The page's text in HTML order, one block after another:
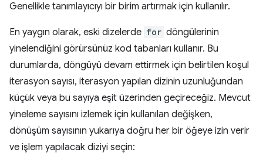
Genellikle tanımlayıcıyı bir birim artırmak için kullanılır.
En yaygın olarak, eski dizelerde for döngülerinin
yinelendiğini görürsünüz kod tabanları kullanır. Bu
durumlarda, döngüyü devam ettirmek için belirtilen koşul
iterasyon sayısı, iterasyon yapılan dizinin uzunluğundan
küçük veya bu sayıya eşit üzerinden geçireceğiz. Mevcut
yineleme sayısını izlemek için kullanılan değişken,
dönüşüm sayısının yukarıya doğru her bir öğeye izin verir
ve işlem yapılacak diziyi seçin: